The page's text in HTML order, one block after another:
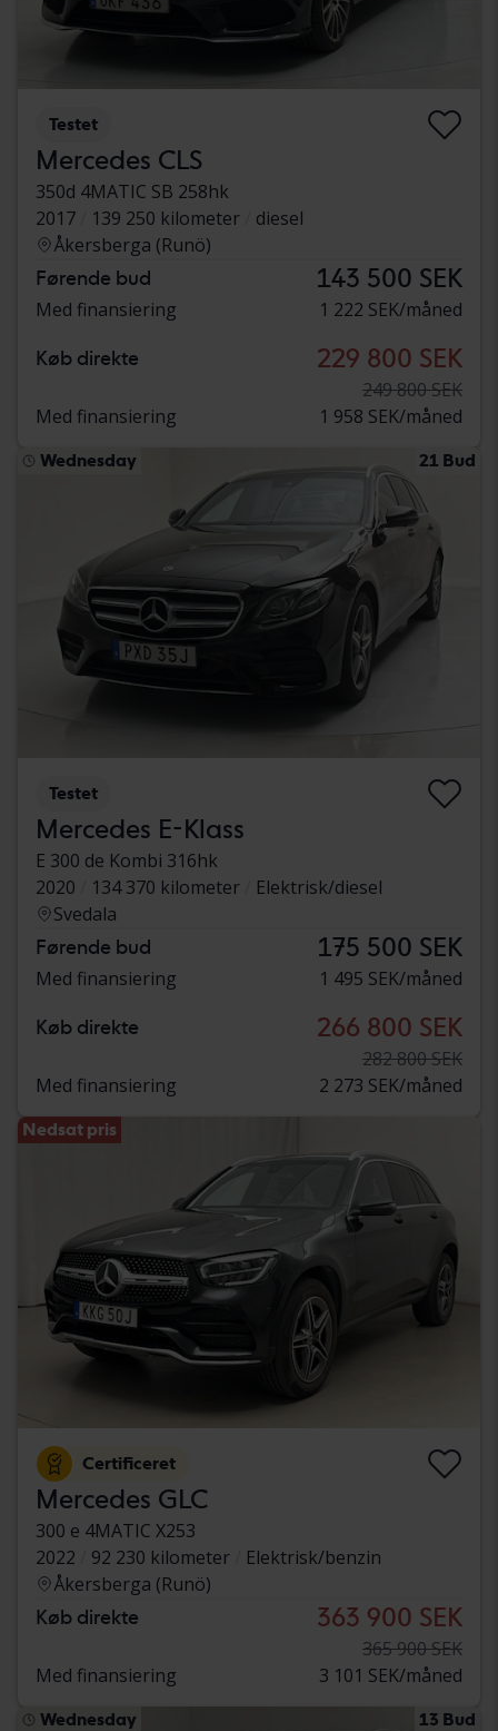
Testet
Mercedes CLS
350d 4MATIC SB 258hk
2017
139 250 kilometer
diesel
Åkersberga (Runö)
Førende bud 143 500 SEK
Med finansiering 1 222 SEK/måned
Køb direkte 229 800 SEK
249 800 SEK
Med finansiering
1 958 SEK/måned
Wednesday 21 Bud
Testet
Mercedes E-Klass
E 300 de Kombi 316hk
2020
134 370 kilometer
Elektrisk/diesel
Svedala
Førende bud 175 500 SEK
Med finansiering 1 495 SEK/måned
Køb direkte 266 800 SEK
282 800 SEK
Med finansiering
2 273 SEK/måned
Nedsat pris
Certificeret
Mercedes GLC
300 e 4MATIC X253
2022
92 230 kilometer
Elektrisk/benzin
Åkersberga (Runö)
Køb direkte 363 900 SEK
365 900 SEK
Med finansiering
3 101 SEK/måned
Wednesday 13 Bud